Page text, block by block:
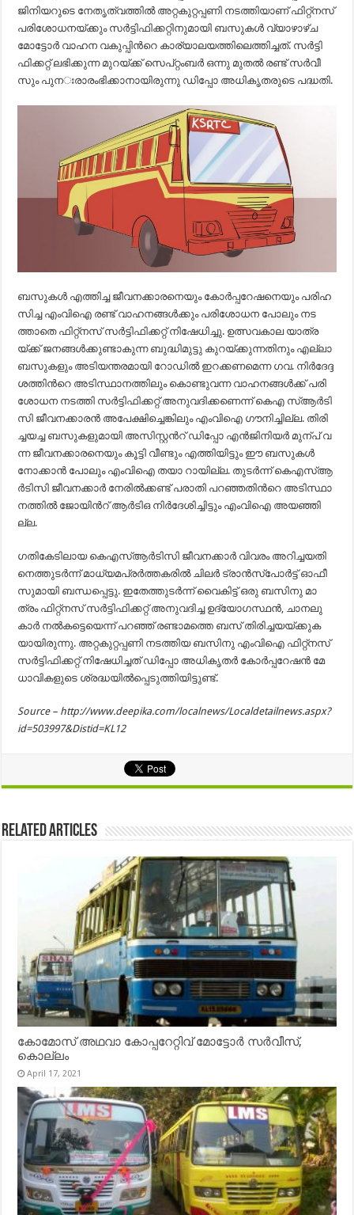
ജി​നിയ​റു​ടെ നേ​തൃ​ത്വ​ത്തി​ൽ അ​റ്റ​കു​റ്റ​പ്പ​ണി ന​ട​ത്തി​യാ​ണ് ഫി​റ്റ്ന​സ്
പ​രി​ശോ​ധ​ന​യ്ക്കും സ​ർ​ട്ടി​ഫി​ക്ക​റ്റി​നു​മാ​യി ബ​സു​ക​ൾ വ്യാ​ഴാ​ഴ്ച
മോ​ട്ടോ​ർ വാ​ഹ​ന വ​കു​പ്പി​ന്‍റെ കാ​ര്യാ​ല​യ​ത്തി​ലെ​ത്തി​ച്ച​ത്. സ​ർ​ട്ടി​
ഫി​ക്ക​റ്റ് ല​ഭി​ക്കു​ന്ന മു​റ​യ്ക്ക് സെ​പ്റ്റം​ബ​ർ ഒ​ന്നു മു​ത​ൽ ര​ണ്ട് സ​ർ​വീ​
സും പു​ന​ഃരാ​രം​ഭി​ക്കാ​നാ​യി​രു​ന്നു ഡി​പ്പോ അ​ധി​കൃ​ത​രു​ടെ പ​ദ്ധ​തി.
ബ​സു​ക​ൾ എ​ത്തി​ച്ച ജീ​വ​ന​ക്കാ​ര​നെ​യും കോ​ർ​പ്പറേ​ഷ​നെ​യും പ​രി​ഹ​
സി​ച്ച എം​വി​ഐ ര​ണ്ട് വാ​ഹ​ന​ങ്ങ​ൾ​ക്കും പ​രി​ശോ​ധ​ന പോ​ലും ന​ട​
ത്താ​തെ ഫി​റ്റ്ന​സ് സ​ർ​ട്ടി​ഫി​ക്ക​റ്റ് നി​ഷേ​ധി​ച്ചു. ഉ​ത്സ​വ​കാ​ല യാ​ത്ര​
യ്ക്ക് ജ​ന​ങ്ങ​ൾ​ക്കു​ണ്ടാ​കു​ന്ന ബു​ദ്ധി​മു​ട്ടു കു​റ​യ്ക്കു​ന്ന​തി​നും എ​ല്ലാ
ബ​സു​ക​ളും അ​ടി​യ​ന്ത​ര​മാ​യി റോ​ഡി​ൽ ഇ​റ​ക്ക​ണ​മെ​ന്ന ഗ​വ. നി​ർ​ദേ​ദ്ദ​
ശ​ത്തി​ന്‍റെ അ​ടി​സ്ഥാ​ന​ത്തി​ലും കൊ​ണ്ടു​വ​ന്ന വാ​ഹ​ന​ങ്ങ​ൾ​ക്ക് പ​രി​
ശോ​ധ​ന ന​ട​ത്തി സ​ർ​ട്ടി​ഫി​ക്ക​റ്റ് അ​നു​വ​ദി​ക്ക​ണെ​ന്ന് കെഎ സ്ആ​ർ​ടി​
സി ജീ​വ​ന​ക്കാ​ര​ൻ അ​പേ​ക്ഷി​ച്ചെ​ങ്കി​ലും എം​വി​ഐ ഗൗ​നി​ച്ചി​ല്ല. തി​രി​
ച്ച​യ​ച്ച ബ​സു​ക​ളു​മാ​യി അ​സി​സ്റ്റ​ന്‍റ് ഡി​പ്പോ എ​ൻ​ജി​നിയ​ർ മു​ന്പ് വ​
ന്ന ജീ​വ​ന​ക്കാ​ര​നെ​യും കൂ​ട്ടി വീ​ണ്ടും എ​ത്തി​യി​ട്ടും ഈ ​ബ​സു​ക​ൾ
നോ​ക്കാ​ൻ പോ​ലും എം​വി​ഐ തയാ റായി​ല്ല. തുടർന്ന് കെഎസ്ആ​
ർ​ടി​സി ജീ​വ​ന​ക്കാ​ർ നേ​രി​ൽ​ക്ക​ണ്ട് പ​രാ​തി പ​റ​ഞ്ഞ​തി​ന്‍റെ അ​ടി​സ്ഥാ​
ന​ത്തി​ൽ ജോ​യി​ന്‍റ് ആ​ർ​ടി​ഒ നി​ർ​ദേ​ശി​ച്ചി​ട്ടും എം​വി​ഐ അ​യ​ഞ്ഞി​
ല്ല.
ഗ​തി​കേ​ടി​ലാ​യ കെഎ​സ്ആ​ർ​ടി​സി ജീ​വ​ന​ക്കാ​ർ വി​വ​രം അ​റി​ച്ച​യ​തി​
നെ​ത്തു​ട​ർ​ന്ന് മാ​ധ്യ​മ​പ്ര​ർ​ത്ത​ക​രി​ൽ ചി​ല​ർ ട്രാ​ൻ​സ്പോ​ർ​ട്ട് ഓ​ഫീ​
സു​മാ​യി ബ​ന്ധ​പ്പെ​ട്ടു. ഇ​തേ​ത്തു​ട​ർ​ന്ന് വൈ​കിട്ട് ഒ​രു ബ​സി​നു മാ​
ത്രം ഫിറ്റ്ന​സ് സ​ർ​ട്ടി​ഫി​ക്ക​റ്റ് അ​നു​വ​ദി​ച്ച ഉ​ദ്യോ​ഗ​സ്ഥ​ൻ, ചാ​ന​ലു​
കാ​ർ ന​ൽ​ക​ട്ടെ​​യെന്ന് പ​റ​ഞ്ഞ് ര​ണ്ടാ​മ​ത്തെ ബ​സ് തി​രി​ച്ച​യയ്ക്കു​ക​
യാ​യി​രു​ന്നു. അ​റ്റ​കു​റ്റ​പ്പ​ണി ന​ട​ത്തി​യ ബ​സി​നു എം​വി​ഐ ഫി​റ്റ്ന​സ്
സ​ർ​ട്ടി​ഫി​ക്ക​റ്റ് നി​ഷേ​ധി​ച്ച​ത് ഡി​പ്പോ അ​ധി​കൃ​ത​ർ കോ​ർ​പ്പ​റേ​ഷ​ൻ മേ​
ധാ​വി​ക​ളു​ടെ ശ്ര​ദ്ധ​യി​ൽ​പ്പെ​ടു​ത്തി​യി​ട്ടു​ണ്ട്.
Source – http://www.deepika.com/localnews/Localdetailnews.aspx?
id=503997&Distid=KL12
Related Articles
കോമോസ് അഥവാ കോപ്പറേറ്റിവ് മോട്ടോര്‍ സര്‍വീസ്,
കൊല്ലം
April 17, 2021